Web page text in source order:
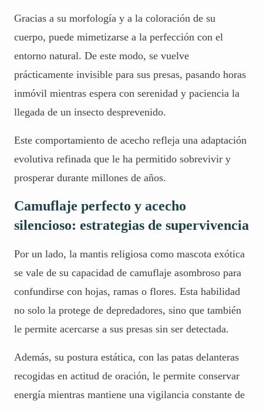
Gracias a su morfología y a la coloración de su
cuerpo, puede mimetizarse a la perfección con el
entorno natural. De este modo, se vuelve
prácticamente invisible para sus presas, pasando horas
inmóvil mientras espera con serenidad y paciencia la
llegada de un insecto desprevenido.
Este comportamiento de acecho refleja una adaptación
evolutiva refinada que le ha permitido sobrevivir y
prosperar durante millones de años.
Camuflaje perfecto y acecho
silencioso: estrategias de supervivencia
Por un lado, la mantis religiosa como mascota exótica
se vale de su capacidad de camuflaje asombroso para
confundirse con hojas, ramas o flores. Esta habilidad
no solo la protege de depredadores, sino que también
le permite acercarse a sus presas sin ser detectada.
Además, su postura estática, con las patas delanteras
recogidas en actitud de oración, le permite conservar
energía mientras mantiene una vigilancia constante de